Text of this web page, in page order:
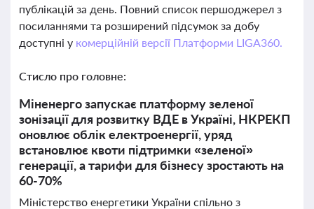
публікацій за день. Повний список першоджерел з
посиланнями та розширений підсумок за добу
доступні у комерційній версії Платформи LIGA360.
Стисло про головне:
Міненерго запускає платформу зеленої
зонізації для розвитку ВДЕ в Україні, НКРЕКП
оновлює облік електроенергії, уряд
встановлює квоти підтримки «зеленої»
генерації, а тарифи для бізнесу зростають на
60-70%
Міністерство енергетики України спільно з